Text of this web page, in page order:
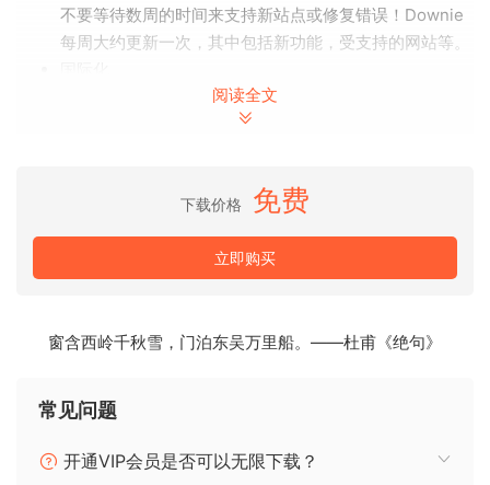
不要等待数周的时间来支持新站点或修复错误！Downie
每周大约更新一次，其中包括新功能，受支持的网站等。
Downie不仅支持特定国家/地区的网站，还本地化为多种
语言。如果您的语言缺失，请与我们联系-我们可以为您
Downie 4的新功能
重新设计UI
用户界面混乱。
菜单栏控件
可自定义
名格式等等。
阅读全文
下载价格 免费
立即购买
窗含西岭千秋雪，门泊东吴万里船。——杜甫《绝句》
常见问题
开通VIP会员是否可以无限下载？